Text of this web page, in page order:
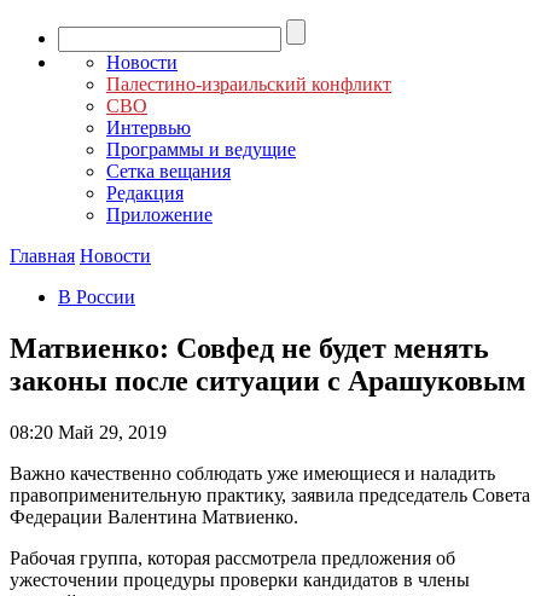
Новости
Палестино-израильский конфликт
СВО
Интервью
Программы и ведущие
Сетка вещания
Редакция
Приложение
Главная Новости
В России
Матвиенко: Совфед не будет менять
законы после ситуации с Арашуковым
08:20 Май 29, 2019
Важно качественно соблюдать уже имеющиеся и наладить
правоприменительную практику, заявила председатель Совета
Федерации Валентина Матвиенко.
Рабочая группа, которая рассмотрела предложения об
ужесточении процедуры проверки кандидатов в члены